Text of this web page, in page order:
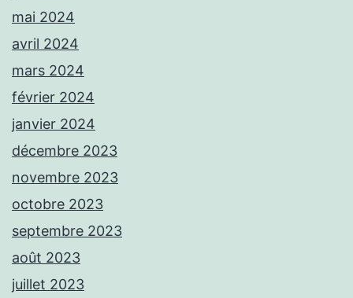
mai 2024
avril 2024
mars 2024
février 2024
janvier 2024
décembre 2023
novembre 2023
octobre 2023
septembre 2023
août 2023
juillet 2023